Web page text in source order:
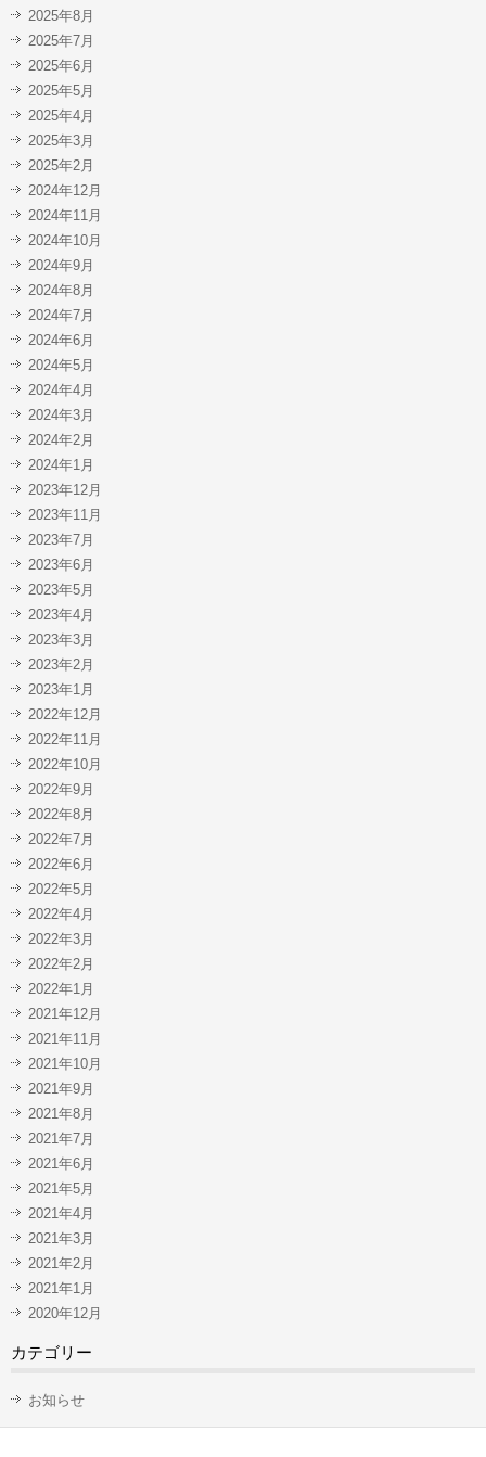
2025年8月
2025年7月
2025年6月
2025年5月
2025年4月
2025年3月
2025年2月
2024年12月
2024年11月
2024年10月
2024年9月
2024年8月
2024年7月
2024年6月
2024年5月
2024年4月
2024年3月
2024年2月
2024年1月
2023年12月
2023年11月
2023年7月
2023年6月
2023年5月
2023年4月
2023年3月
2023年2月
2023年1月
2022年12月
2022年11月
2022年10月
2022年9月
2022年8月
2022年7月
2022年6月
2022年5月
2022年4月
2022年3月
2022年2月
2022年1月
2021年12月
2021年11月
2021年10月
2021年9月
2021年8月
2021年7月
2021年6月
2021年5月
2021年4月
2021年3月
2021年2月
2021年1月
2020年12月
カテゴリー
お知らせ